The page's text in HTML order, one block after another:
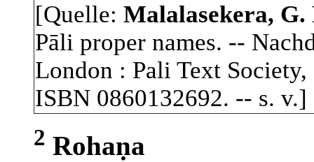
[Quelle: Malalasekera, G.
Pāli proper names. --
London : Pali Text
ISBN 0860132692. -- s. v.]
2 Rohaṇa